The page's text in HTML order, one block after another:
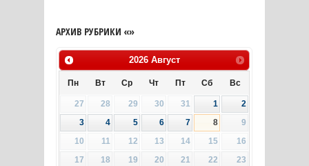
АРХИВ РУБРИКИ «»
2026 Август
Пн Вт Ср Чт Пт Сб Вс
27 28 29 30 31 1
2
3
4 5 6 7 8
9
10
11 12 13 14 15
16
17
18 19 20 21 22
23